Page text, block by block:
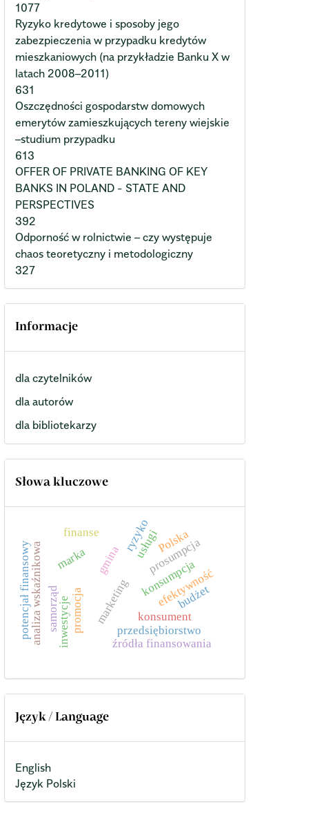
1077
Ryzyko kredytowe i sposoby jego
zabezpieczenia w przypadku kredytów
mieszkaniowych (na przykładzie Banku X w
latach 2008–2011)
631
Oszczędności gospodarstw domowych
emerytów zamieszkujących tereny wiejskie
–studium przypadku
613
OFFER OF PRIVATE BANKING OF KEY
BANKS IN POLAND - STATE AND
PERSPECTIVES
392
Odporność w rolnictwie – czy występuje
chaos teoretyczny i metodologiczny
327
Informacje
dla czytelników
dla autorów
dla bibliotekarzy
Słowa kluczowe
gmina
marka
marketing konsument
konsumpcja
promocja
finanse
analiza wskaźnikowa przedsiębiorstwo
prosumpcja
efektywność
inwestycje
usługiPolska
źródła finansowania
potencjał finansowy samorząd budżet
ryzyko
Język / Language
English
Język Polski